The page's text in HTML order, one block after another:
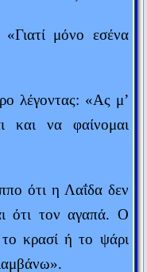
τελευταία να
διαβάζουν
μόνο εσένα
λέγοντας: «Ας μ’
και να φαίνομαι
ότι η Λαΐδα δεν
ότι τον αγαπά. Ο
κρασί ή το ψάρι